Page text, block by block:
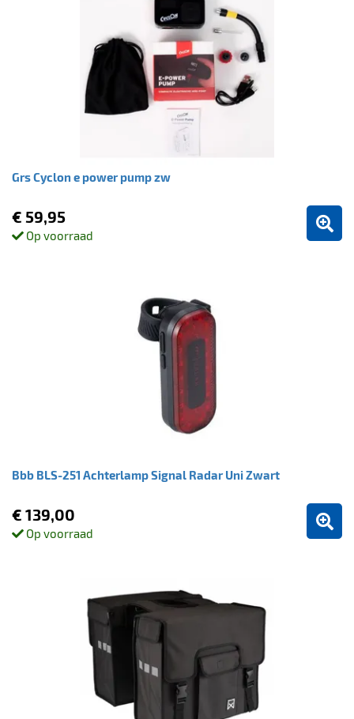
Grs Cyclon e power pump zw
€ 59,95
Op voorraad
Bbb BLS-251 Achterlamp Signal Radar Uni Zwart
€ 139,00
Op voorraad